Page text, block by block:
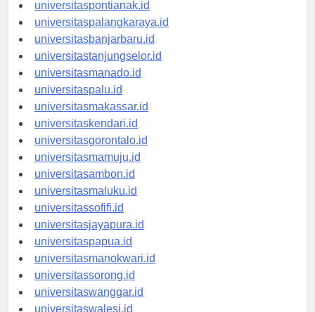
universitaspontianak.id
universitaspalangkaraya.id
universitasbanjarbaru.id
universitastanjungselor.id
universitasmanado.id
universitaspalu.id
universitasmakassar.id
universitaskendari.id
universitasgorontalo.id
universitasmamuju.id
universitasambon.id
universitasmaluku.id
universitassofifi.id
universitasjayapura.id
universitaspapua.id
universitasmanokwari.id
universitassorong.id
universitaswanggar.id